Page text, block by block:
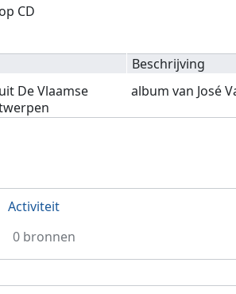
CD
Beschrijving
De Vlaamse
album van José
Activiteit
0 bronnen